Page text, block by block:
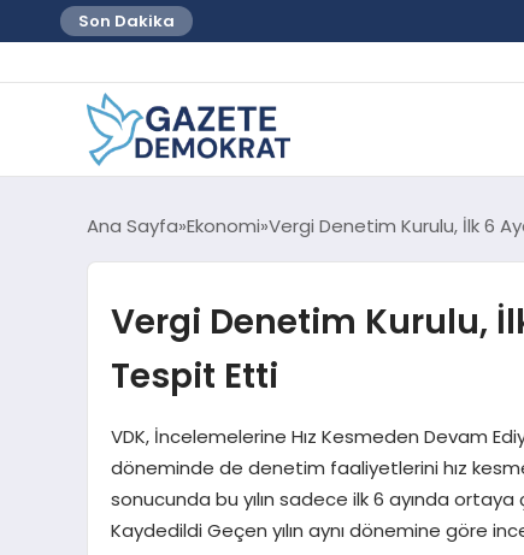
Son Dakika
Ana Sayfa Ekonomi Vergi Denetim Kurulu, İlk 6
Vergi Denetim Kurulu,
Tespit Etti
VDK, İncelemelerine Hız Kesmeden Devam
döneminde de denetim faaliyetlerini hız
sonucunda bu yılın sadece ilk 6 ayında ortaya
Kaydedildi Geçen yılın aynı dönemine göre